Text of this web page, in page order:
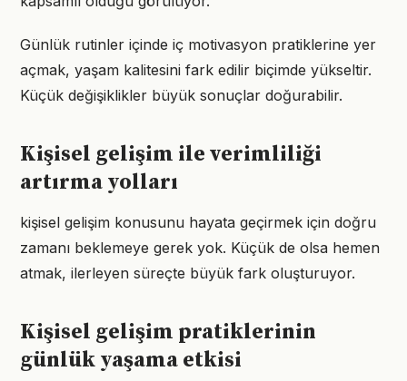
Günlük rutinler içinde iç motivasyon pratiklerine yer
açmak, yaşam kalitesini fark edilir biçimde yükseltir.
Küçük değişiklikler büyük sonuçlar doğurabilir.
Kişisel gelişim ile verimliliği
artırma yolları
kişisel gelişim konusunu hayata geçirmek için doğru
zamanı beklemeye gerek yok. Küçük de olsa hemen
atmak, ilerleyen süreçte büyük fark oluşturuyor.
Kişisel gelişim pratiklerinin
günlük yaşama etkisi